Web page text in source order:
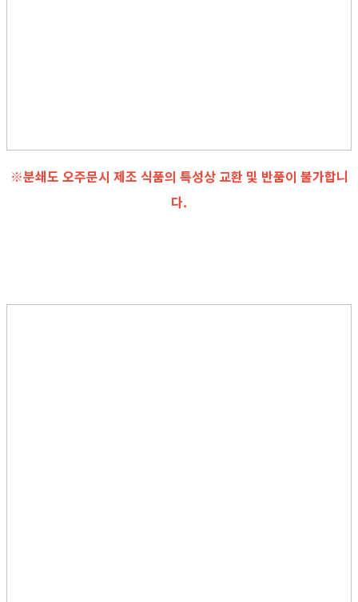
※분쇄도 오주문시 제조 식품의 특성상 교환 및 반품이 불가합니
다.